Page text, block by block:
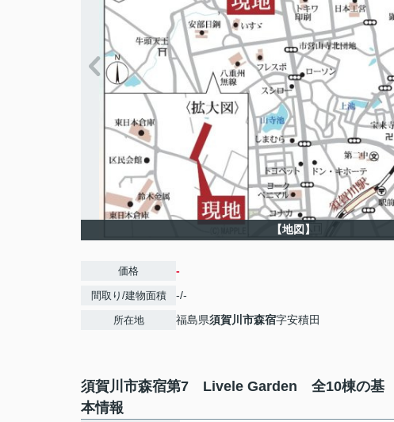
【地図】
価格 -
間取り/建物面積 -/-
所在地 福島県須賀川市森宿字安積田
須賀川市森宿第7 Livele Garden 全10棟の基
本情報